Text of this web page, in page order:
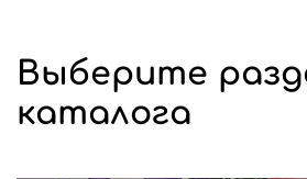
Выберите
каталога